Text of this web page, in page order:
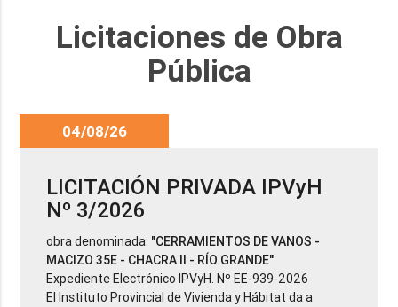
Licitaciones de Obra
Pública
04/08/26
LICITACIÓN PRIVADA IPVyH
Nº 3/2026
obra denominada: "CERRAMIENTOS DE VANOS -
MACIZO 35E - CHACRA II - RÍO GRANDE"
Expediente Electrónico IPVyH. Nº EE-939-2026
El Instituto Provincial de Vivienda y Hábitat da a